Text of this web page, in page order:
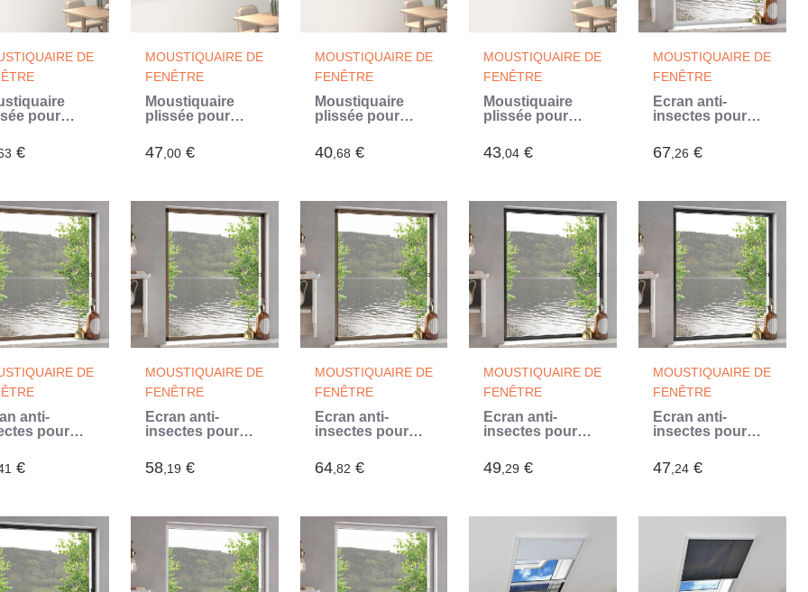
DE
pour
80x100
€
MOUSTIQUAIRE DE
FENÊTRE
Moustiquaire
plissée pour
Aluminium
Anthracite
47 ,00€
MOUSTIQUAIRE DE
FENÊTRE
Moustiquaire
plissée pour
Aluminium
Anthracite 60x80
40,68 €
MOUSTIQUAIRE DE
FENÊTRE
Moustiquaire
plissée pour
Aluminium
Marron 60x80 cm
43 ,04 €
MOUSTIQUAIRE DE
FENÊTRE
Écran anti-
insectes pour
130 x 150 cm
(Blanc)
67 ,26 €
DE
anti-
pour
150 cm
€
MOUSTIQUAIRE DE
FENÊTRE
Écran anti-
insectes pour
120 x 140 cm
58,19 €
MOUSTIQUAIRE DE
FENÊTRE
Écran anti-
insectes pour
110 x 130 cm
64,82 €
MOUSTIQUAIRE DE
FENÊTRE
Écran anti-
insectes pour
Anthracite 130 x
150 cm (Gris)
49,29 €
MOUSTIQUAIRE DE
FENÊTRE
Écran anti-
insectes pour
Anthracite 120 x
140 cm (Gris)
47,24 €